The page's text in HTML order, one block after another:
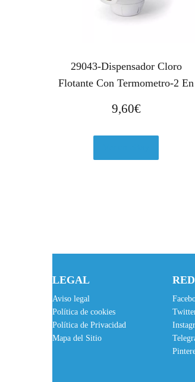
29043-Dispensador Cloro
Flotante Con Termometro-2 En
9,60€
LEGAL
Aviso legal
Política de cookies
Política de Privacidad
Mapa del Sitio